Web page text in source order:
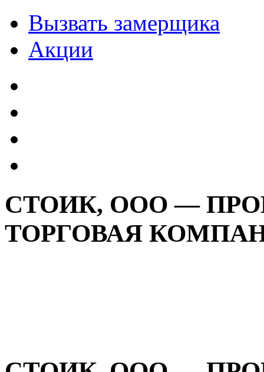
Вызвать замерщика
Акции
СТОИК, ООО —
ТОРГОВАЯ